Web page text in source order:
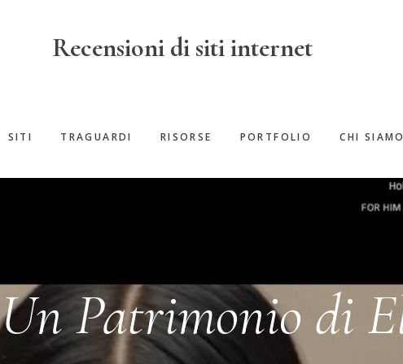
Recensioni di siti internet
SITI TRAGUARDI RISORSE PORTFOLIO CHI SIAMO
Patrimonio di